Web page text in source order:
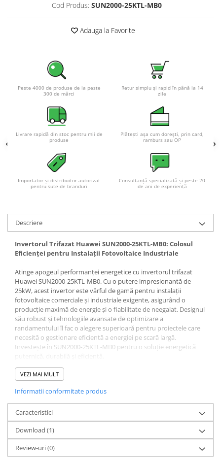
Turbine eoliene pentru casă
Baterii si acumulatori gel si VRLA
Baterii si acumulatori AGM VRLA
Acumulatori Moto, ATV
SLA AGM (Sealed Lead Acid)
Deep Cycle - Tractiune/Semi-
Tractiune
APC
Pachete acumulatori VRLA
Sisteme de management (BMS)
Redresoare auto, moto, barci si
stationare
Surse UPS
UPS pentru centrale termice si
sisteme de urgenta - acumulator
extern
UPS Calculatoare si Servere
Stabilizatoare Tensiune
PDUs unitati de distributie a
Cabinete baterii
Acumulatori UPS
Drumetii / Camping
Accesorii
Cod Produs: SUN2000-25KTL-MB0
Adauga la Favorite
Peste 4000 de produse de la peste
300 de mărci
Retur simplu și rapid în până la 14
zile
Livrare rapidă din stoc pentru mii de
produse
Plătești așa cum dorești, prin card,
ramburs sau OP
Importator și distribuitor autorizat
pentru sute de branduri
Consultanță specializată și peste 20
de ani de experiență
Descriere
Invertorul Trifazat Huawei SUN2000-25KTL-MB0: Colosul
Eficienței pentru Instalații Fotovoltaice Industriale
Atinge apogeul performanței energetice cu invertorul trifazat
Huawei SUN2000-25KTL-MB0. Cu o putere impresionantă de
25kW, acest invertor este vârful de gamă pentru instalații
fotovoltaice comerciale și industriale exigente, asigurând o
producție maximă de energie și o fiabilitate de neegalat. Designul
său robust și tehnologiile avansate de optimizare a
randamentului îl fac o alegere superioară pentru proiectele care
necesită o gestionare eficientă a energiei pe scară largă.
Investește în SUN2000-25KTL-MB0 pentru o soluție energetică
✔️ Eficiență maximă de 98.4% – conversie optimă a energiei solare
electric în mai puțin de 0.5 secunde
✔️ Monitorizare inteligentă – conectivitate WLAN și
compatibilitate cu aplicația FusionSolar
✔️ Compatibilitate extinsă – funcționează cu bateriile Huawei
LUNA2000
✔️ Design compact și instalare rapidă – greutate redusă și montaj
facil
VEZI MAI MULT
Informatii conformitate produs
Caracteristici
Download (1)
Review-uri(0)